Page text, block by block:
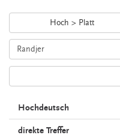
Hoch > Platt
Hochdeutsch
direkte Treffer